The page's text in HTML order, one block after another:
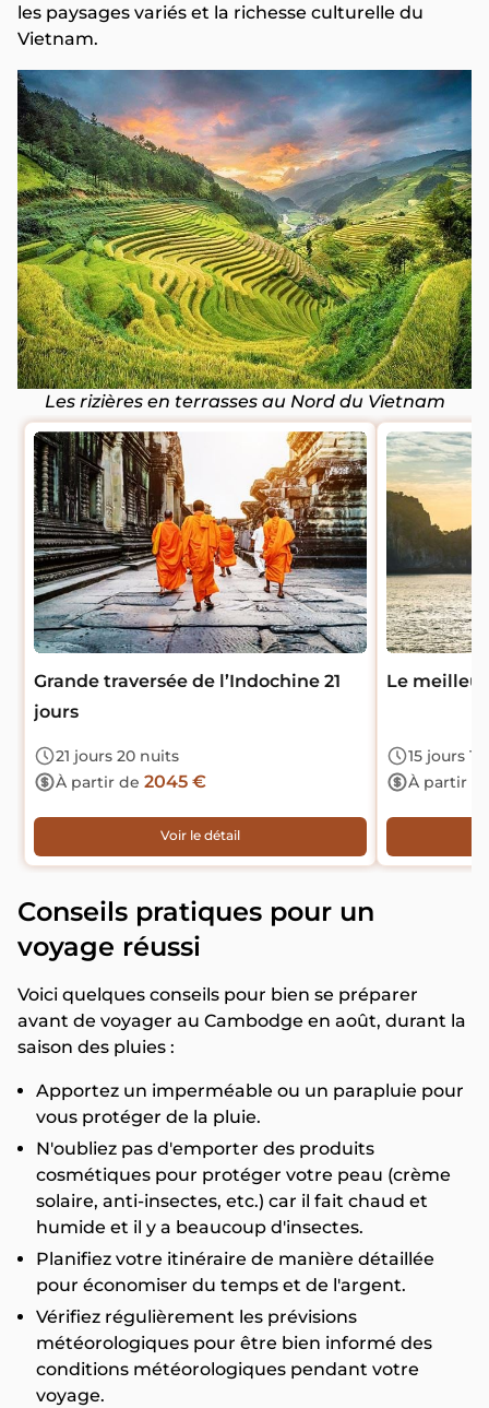
les paysages variés et la richesse culturelle du
Vietnam.
Les rizières en terrasses au Nord du Vietnam
Grande traversée de l’Indochine 21
jours
21 jours 20 nuits
À partir de 2045 €
Voir le détail
Le
15 jours
À partir
Conseils pratiques pour un
voyage réussi
Voici quelques conseils pour bien se préparer
avant de voyager au Cambodge en août, durant la
saison des pluies :
Apportez un imperméable ou un parapluie pour
vous protéger de la pluie.
N'oubliez pas d'emporter des produits
cosmétiques pour protéger votre peau (crème
solaire, anti-insectes, etc.) car il fait chaud et
humide et il y a beaucoup d'insectes.
Planifiez votre itinéraire de manière détaillée
pour économiser du temps et de l'argent.
Vérifiez régulièrement les prévisions
météorologiques pour être bien informé des
conditions météorologiques pendant votre
voyage.